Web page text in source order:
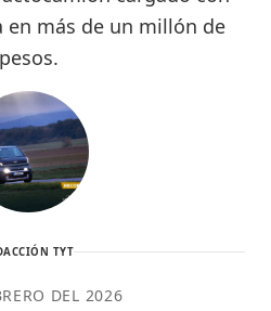
en más de un millón de
pesos.
TYT
DEL 2026